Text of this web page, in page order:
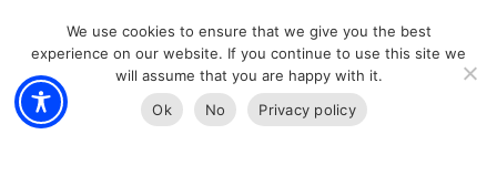
Quem Sou
Blog
Contato
We use cookies to ensure that we give you the best
experience on our website. If you continue to use this site we
will assume that you are happy with it.
Ok
No Privacy policy